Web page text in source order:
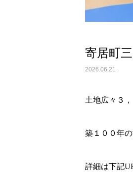
寄居町
2026.06.21
土地広々３
築１００年
詳細は下記